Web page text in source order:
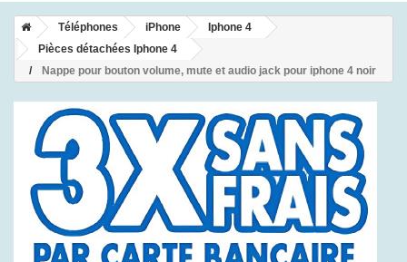
Téléphones iPhone
Iphone 4
Pièces détachées Iphone 4
Nappe pour bouton volume, mute et audio jack pour iphone 4 noir